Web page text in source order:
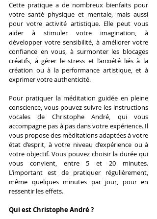
Cette pratique a de nombreux bienfaits pour
votre santé physique et mentale, mais aussi
pour votre activité artistique. Elle peut vous
aider à stimuler votre imagination, à
développer votre sensibilité, à améliorer votre
confiance en vous, à surmonter les blocages
créatifs, à gérer le stress et l’anxiété liés à la
création ou à la performance artistique, et à
exprimer votre authenticité.
Pour pratiquer la méditation guidée en pleine
conscience, vous pouvez suivre les instructions
vocales de Christophe André, qui vous
accompagne pas à pas dans votre expérience. Il
vous propose des méditations adaptées à votre
état d’esprit, à votre niveau d’expérience ou à
votre objectif. Vous pouvez choisir la durée qui
vous convient, entre 5 et 20 minutes.
L’important est de pratiquer régulièrement,
même quelques minutes par jour, pour en
ressentir les effets.
Qui est Christophe André ?